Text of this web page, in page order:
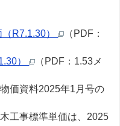
（R7.1.30）
（PDF：
）
（PDF：1.53メ
価資料2025年1月号の
工事標準単価は、2025